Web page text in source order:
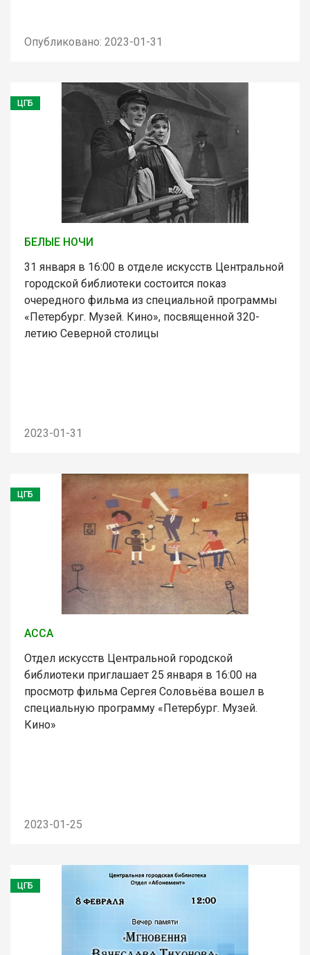
Опубликовано: 2023-01-31
ЦГБ
БЕЛЫЕ НОЧИ
31 января в 16:00 в отделе искусств Центральной
городской библиотеки состоится показ
очередного фильма из специальной программы
«Петербург. Музей. Кино», посвященной 320-
летию Северной столицы
2023-01-31
ЦГБ
АССА
Отдел искусств Центральной городской
библиотеки приглашает 25 января в 16:00 на
просмотр фильма Сергея Соловьёва вошел в
специальную программу «Петербург. Музей.
Кино»
2023-01-25
ЦГБ